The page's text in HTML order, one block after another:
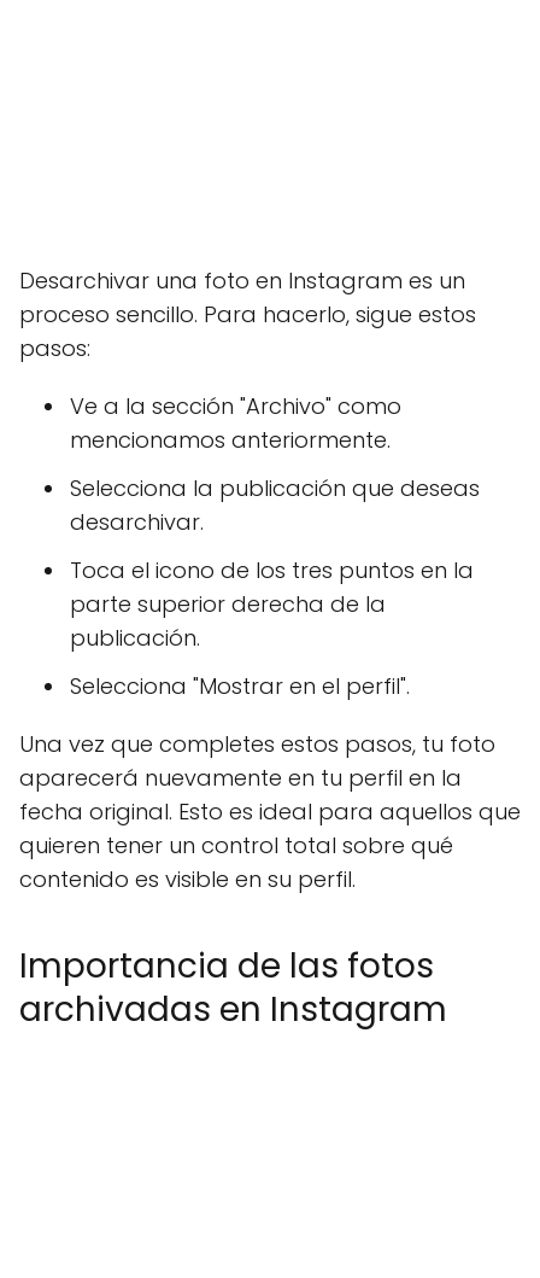
Desarchivar una foto en Instagram es un
proceso sencillo. Para hacerlo, sigue estos
pasos:
Ve a la sección "Archivo" como
mencionamos anteriormente.
Selecciona la publicación que deseas
desarchivar.
Toca el icono de los tres puntos en la
parte superior derecha de la
publicación.
Selecciona "Mostrar en el perfil".
Una vez que completes estos pasos, tu foto
aparecerá nuevamente en tu perfil en la
fecha original. Esto es ideal para aquellos que
quieren tener un control total sobre qué
contenido es visible en su perfil.
Importancia de las fotos
archivadas en Instagram